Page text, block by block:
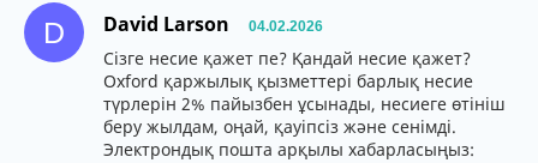
D David Larson 04.02.2026
Сізге несие қажет пе? Қандай несие қажет?
Oxford қаржылық қызметтері барлық несие
түрлерін 2% пайызбен ұсынады, несиеге өтініш
беру жылдам, оңай, қауіпсіз және сенімді.
Электрондық пошта арқылы хабарласыңыз: